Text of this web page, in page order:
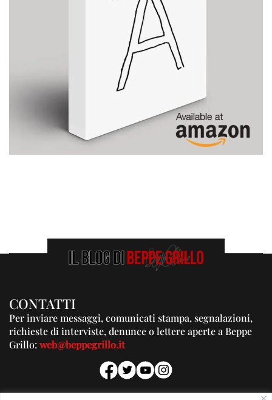
CONTATTI
Per inviare messaggi, comunicati stampa, segnalazioni,
richieste di interviste, denunce o lettere aperte a Beppe
Grillo:web@beppegrillo.it